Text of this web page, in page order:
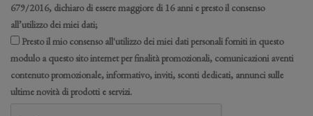
679/2016, dichiaro di essere maggiore di 16 anni e presto il consenso
all’utilizzo dei miei dati;
Presto il mio consenso all'utilizzo dei miei dati personali forniti in questo
modulo a questo sito internet per finalità promozionali, comunicazioni aventi
contenuto promozionale, informativo, inviti, sconti dedicati, annunci sulle
ultime novità di prodotti e servizi.